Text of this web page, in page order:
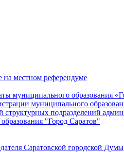
на местном референдуме
муниципального образования
муниципального
структурных подразделений
"Город Саратов"
Саратовской городской Думы